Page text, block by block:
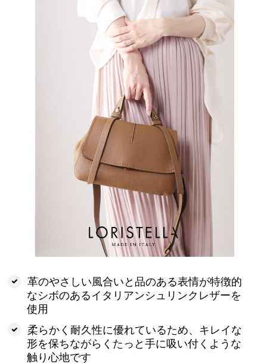
革のやさしい風合いと品のある表情が特徴的
なシボのあるイタリアンシュリンクレザーを
使用
柔らかく耐久性に優れているため、キレイな
形を保ちながらくたっと手に吸い付くような
触り心地です